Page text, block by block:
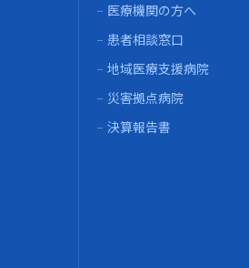
医療機関の方へ
患者相談窓口
地域医療支援病院
災害拠点病院
決算報告書